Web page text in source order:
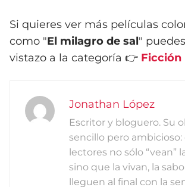
Si quieres ver más películas
como "El milagro de sal"
vistazo a la categoría 👉 Ficción
Jonathan López
Escritor y bloguero. Su
sencillo pero ambicioso:
lectores no sólo “vean”
sino que la vivan, la
lleguen al final con la